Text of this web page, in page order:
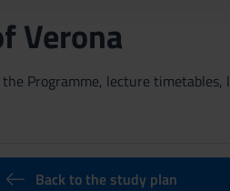
Verona
Programme, lecture
Back to the study plan